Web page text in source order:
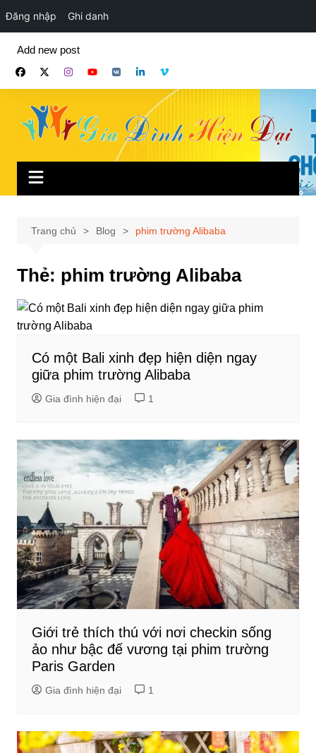
Đăng nhập Ghi danh
phần
Add new post
Trang chủ Blog phim trường Alibaba
Thẻ: phim trường Alibaba
Có một Bali xinh đẹp hiện diện ngay
giữa phim trường Alibaba
Gia đình hiện đại 1
Giới trẻ thích thú với nơi checkin sống
ảo như bậc đế vương tại phim trường
Paris Garden
Gia đình hiện đại 1